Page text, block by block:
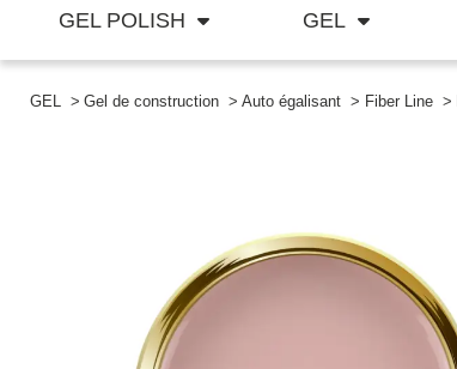
GEL POLISH GEL
GEL Gel de construction Auto égalisant Fiber Line